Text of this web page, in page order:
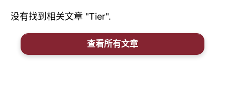
没有找到相关文章 "Tier".
查看所有文章